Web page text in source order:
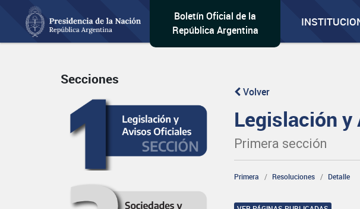
Boletín Oficial de la
República Argentina
Secciones
Volver
Legislación
Primera sección
Primera Resoluciones Detalle